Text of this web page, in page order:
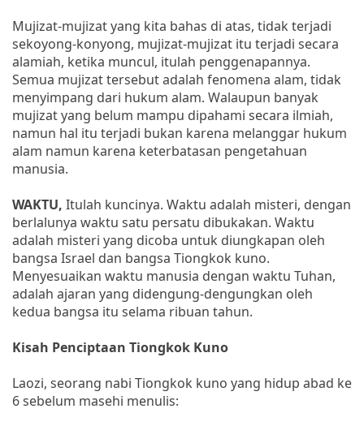
Mujizat-mujizat yang kita bahas di atas, tidak terjadi
sekoyong-konyong, mujizat-mujizat itu terjadi secara
alamiah, ketika muncul, itulah penggenapannya.
Semua mujizat tersebut adalah fenomena alam, tidak
menyimpang dari hukum alam. Walaupun banyak
mujizat yang belum mampu dipahami secara ilmiah,
namun hal itu terjadi bukan karena melanggar hukum
alam namun karena keterbatasan pengetahuan
manusia.
WAKTU, Itulah kuncinya. Waktu adalah misteri, dengan
berlalunya waktu satu persatu dibukakan. Waktu
adalah misteri yang dicoba untuk diungkapan oleh
bangsa Israel dan bangsa Tiongkok kuno.
Menyesuaikan waktu manusia dengan waktu Tuhan,
adalah ajaran yang didengung-dengungkan oleh
kedua bangsa itu selama ribuan tahun.
Kisah Penciptaan Tiongkok Kuno
Laozi, seorang nabi Tiongkok kuno yang hidup abad ke
6 sebelum masehi menulis: